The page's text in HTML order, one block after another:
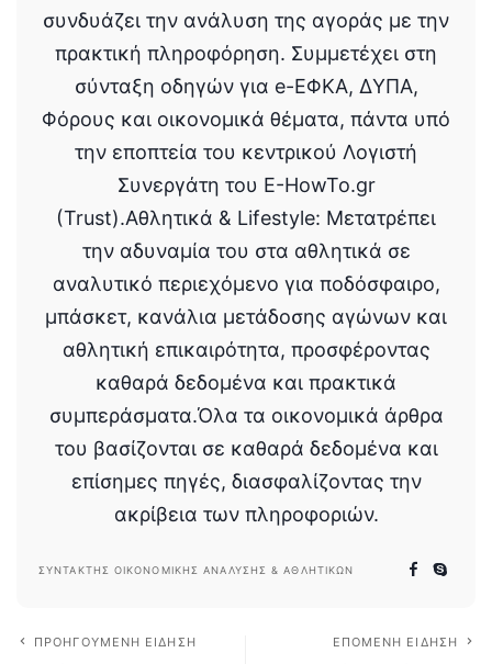
συνδυάζει την ανάλυση της αγοράς με την
πρακτική πληροφόρηση. Συμμετέχει στη
σύνταξη οδηγών για e-ΕΦΚΑ, ΔΥΠΑ,
Φόρους και οικονομικά θέματα, πάντα υπό
την εποπτεία του κεντρικού Λογιστή
Συνεργάτη του E-HowTo.gr
(Trust).Αθλητικά & Lifestyle: Μετατρέπει
την αδυναμία του στα αθλητικά σε
αναλυτικό περιεχόμενο για ποδόσφαιρο,
μπάσκετ, κανάλια μετάδοσης αγώνων και
αθλητική επικαιρότητα, προσφέροντας
καθαρά δεδομένα και πρακτικά
συμπεράσματα.Όλα τα οικονομικά άρθρα
του βασίζονται σε καθαρά δεδομένα και
επίσημες πηγές, διασφαλίζοντας την
ακρίβεια των πληροφοριών.
ΣΥΝΤΆΚΤΗΣ ΟΙΚΟΝΟΜΙΚΉΣ ΑΝΆΛΥΣΗΣ & ΑΘΛΗΤΙΚΏΝ
ΠΡΟΗΓΟΎΜΕΝΗ ΕΊΔΗΣΗ ΕΠΌΜΕΝΗ ΕΊΔΗΣΗ